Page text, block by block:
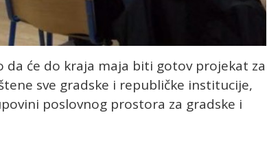
da će do kraja maja biti gotov projekat za
sve gradske i republičke institucije,
poslovnog prostora za gradske i